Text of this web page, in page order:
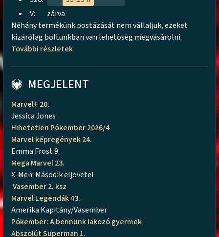
V:
zárva
Néhány termékünk postázását nem vállaljuk, ezeket
kizárólag boltunkban van lehetőség megvásárolni.
További részletek
MEGJELENT
Marvel+ 20.
Jessica Jones
Hihetetlen Pókember 2026/4
Marvel képregények 24.
Emma Frost 9.
Mega Marvel 23.
X-Men: Második eljövetel
Vasember 2. ksz
Marvel Legendák 43.
Amerika Kapitány/Vasember
Pókember: A bennünk lakozó gyermek
Abszolút Superman 1.